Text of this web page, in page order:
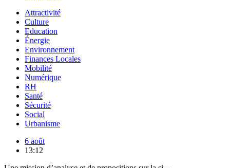
Attractivité
Culture
Education
Énergie
Environnement
Finances Locales
Mobilité
Numérique
RH
Santé
Sécurité
Social
Urbanisme
6 août
13:12